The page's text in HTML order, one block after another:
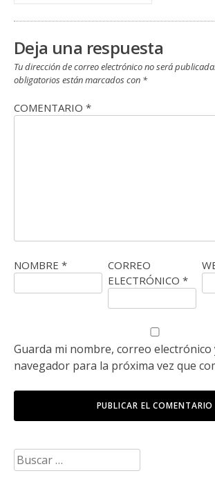
entradas
Deja una respuesta
Tu dirección de correo electrónico no será publicada.
obligatorios están marcados con *
COMENTARIO *
NOMBRE *
CORREO
ELECTRÓNICO *
Guarda mi nombre, correo electrónico
navegador para la próxima vez que
Buscar: